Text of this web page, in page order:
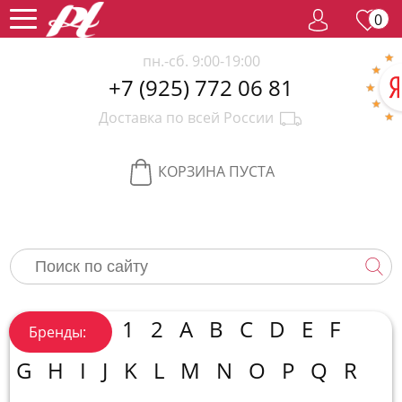
0
пн.-сб. 9:00-19:00
+7 (925) 772 06 81
Доставка по всей России
КОРЗИНА ПУСТА
Бренды: 1 2 A B C D E
F
G
H I J K L M N O P Q
R
Женский
парфюм
Мужской
парфюм
Селективный
косметика
Новинки
Хиты
продаж
Спецпредложение